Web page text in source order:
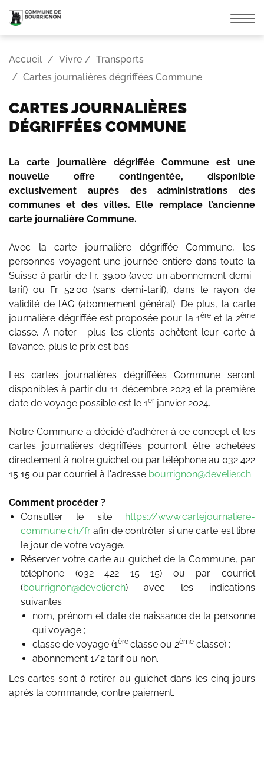
la
Accueil Vivre
Transports
Cartes journalières dégriffées Commune
CARTES JOURNALIÈRES
DÉGRIFFÉES COMMUNE
La carte journalière dégriffée Commune est une
nouvelle offre contingentée, disponible
exclusivement auprès des administrations des
communes et des villes. Elle remplace l’ancienne
carte journalière Commune.
Avec la carte journalière dégriffée Commune, les
personnes voyagent une journée entière dans toute la
Suisse à partir de Fr. 39.00 (avec un abonnement demi-
tarif) ou Fr. 52.00 (sans demi-tarif), dans le rayon de
validité de l’AG (abonnement général). De plus, la carte
journalière dégriffée est proposée pour la 1èreet la 2ème
classe. A noter : plus les clients achètent leur carte à
l’avance, plus le prix est bas.
Les cartes journalières dégriffées Commune seront
disponibles à partir du 11 décembre 2023 et la première
date de voyage possible est le 1er janvier 2024.
Notre Commune a décidé d'adhérer à ce concept et les
cartes journalières dégriffées pourront être achetées
directement à notre guichet ou par téléphone au 032 422
15 15 ou par courriel à l'adresse bourrignon@develier.ch.
Comment procéder ?
Consulter le sitehttps://www.cartejournaliere-
commune.ch/fr afin de contrôler si une carte est libre
le jour de votre voyage.
Réserver votre carte au guichet de la Commune, par
téléphone (032 422 15 15) ou par courriel
(bourrignon@develier.ch) avec les indications
suivantes :
nom, prénom et date de naissance de la personne
qui voyage ;
classe de voyage (1ère classe ou 2ème classe) ;
abonnement 1/2 tarif ou non.
Les cartes sont à retirer au guichet dans les cinq jours
après la commande, contre paiement.